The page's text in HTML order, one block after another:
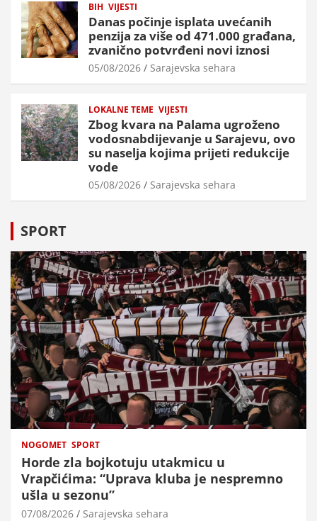
BIH VIJESTI
Danas počinje isplata uvećanih
penzija za više od 471.000 građana,
zvanično potvrđeni novi iznosi
05/08/2026 Sarajevska sehara
LOKALNE TEME VIJESTI
Zbog kvara na Palama ugroženo
vodosnabdijevanje u Sarajevu, ovo
su naselja kojima prijeti redukcije
vode
05/08/2026 Sarajevska sehara
SPORT
NOGOMET SPORT
Horde zla bojkotuju utakmicu u
Vrapčićima: “Uprava kluba je nespremno
ušla u sezonu”
07/08/2026 Sarajevska sehara